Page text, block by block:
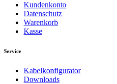
Kundenkonto
Datenschutz
Warenkorb
Kasse
Service
Kabelkonfigurator
Downloads